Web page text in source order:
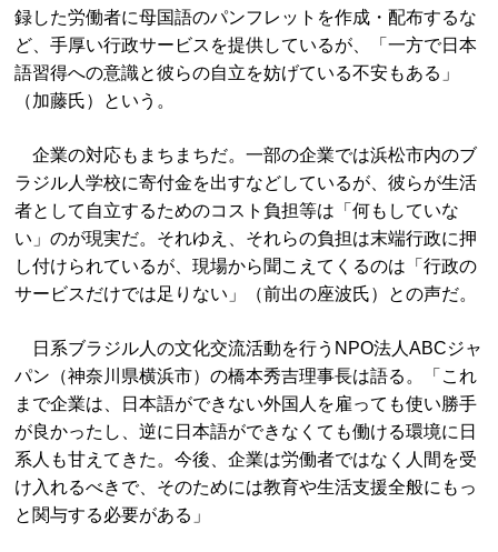
録した労働者に母国語のパンフレットを作成・配布するな
ど、手厚い行政サービスを提供しているが、「一方で日本
語習得への意識と彼らの自立を妨げている不安もある」
（加藤氏）という。
企業の対応もまちまちだ。一部の企業では浜松市内のブ
ラジル人学校に寄付金を出すなどしているが、彼らが生活
者として自立するためのコスト負担等は「何もしていな
い」のが現実だ。それゆえ、それらの負担は末端行政に押
し付けられているが、現場から聞こえてくるのは「行政の
サービスだけでは足りない」（前出の座波氏）との声だ。
日系ブラジル人の文化交流活動を行うNPO法人ABCジャ
パン（神奈川県横浜市）の橋本秀吉理事長は語る。「これ
まで企業は、日本語ができない外国人を雇っても使い勝手
が良かったし、逆に日本語ができなくても働ける環境に日
系人も甘えてきた。今後、企業は労働者ではなく人間を受
け入れるべきで、そのためには教育や生活支援全般にもっ
と関与する必要がある」